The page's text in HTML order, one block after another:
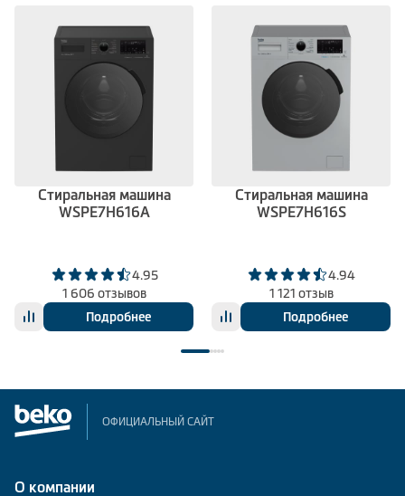
Стиральная машина
WSPE7H616A
4.95
1 606 отзывов
Подробнее
Стиральная машина
WSPE7H616S
4.94
1 121 отзыв
Подробнее
ОФИЦИАЛЬНЫЙ САЙТ
О компании